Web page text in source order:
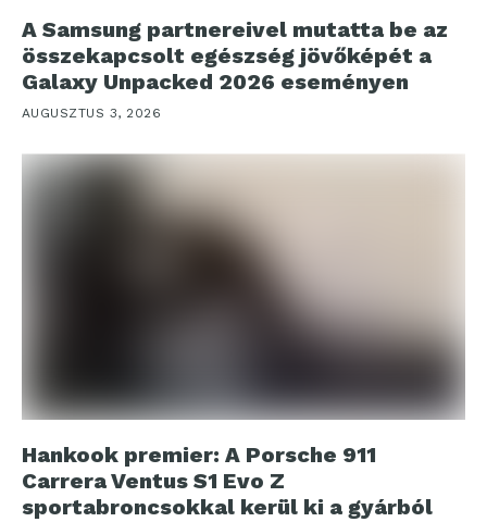
A Samsung partnereivel mutatta be az
összekapcsolt egészség jövőképét a
Galaxy Unpacked 2026 eseményen
AUGUSZTUS 3, 2026
Hankook premier: A Porsche 911
Carrera Ventus S1 Evo Z
sportabroncsokkal kerül ki a gyárból